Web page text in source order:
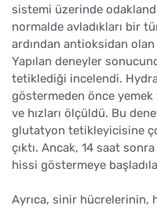
sistemi üzerinde
normalde avladıkları bir
ardından antioksidan
Yapılan deneyler
tetiklediği incelendi.
göstermeden önce yemek
ve hızları ölçüldü. Bu
glutatyon tetikleyicisine
çıktı. Ancak, 14 saat
hissi göstermeye
Ayrıca, sinir hücrelerinin,